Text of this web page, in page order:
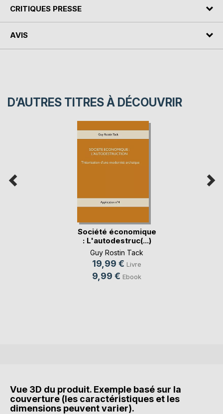
CRITIQUES PRESSE
AVIS
D’AUTRES TITRES À DÉCOUVRIR
Société économique
: L'autodestruc(...)
Guy Rostin Tack
19,99 € Livre
9,99 € Ebook
Vue 3D du produit. Exemple basé sur la
couverture (les caractéristiques et les
dimensions peuvent varier).